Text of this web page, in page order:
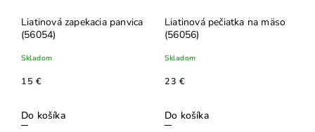
Liatinová zapekacia panvica
(56054)
Skladom
15 €
Do košíka
Liatinová pečiatka na mäso
(56056)
Skladom
23 €
Do košíka